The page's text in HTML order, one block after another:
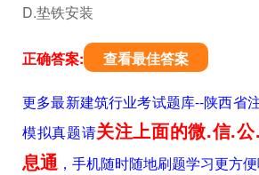
D.垫铁安装
正确答案: 查看最佳答案
更多最新建筑行业考试题库--陕西省
模拟真题请关注上面的微.信.
息通，手机随时随地刷题学习更方便